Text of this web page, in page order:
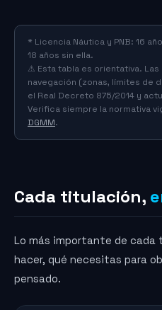
* Licencia Náutica y PNB: 16
18 años sin ella.
⚠ Esta tabla es orientativa.
navegación (zonas, límites de
el Real Decreto 875/2014 y
Verifica siempre la normativa
DGMM.
Cada titulación,
Lo más importante de
hacer, qué necesitas para
pensado.